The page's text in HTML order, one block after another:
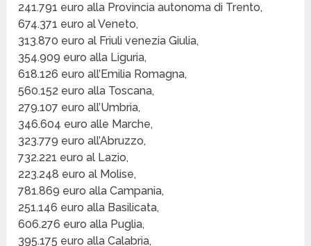
241.791 euro alla Provincia autonoma di Trento,
674.371 euro al Veneto,
313.870 euro al Friuli venezia Giulia,
354.909 euro alla Liguria,
618.126 euro all’Emilia Romagna,
560.152 euro alla Toscana,
279.107 euro all’Umbria,
346.604 euro alle Marche,
323.779 euro all’Abruzzo,
732.221 euro al Lazio,
223.248 euro al Molise,
781.869 euro alla Campania,
251.146 euro alla Basilicata,
606.276 euro alla Puglia,
395.175 euro alla Calabria,